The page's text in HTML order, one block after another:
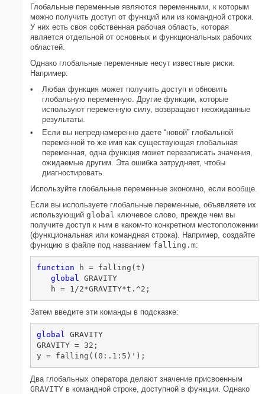
Глобальные переменные являются переменными, к которым
можно получить доступ от функций или из командной строки.
У них есть своя собственная рабочая область, которая
является отдельной от основных и функциональных рабочих
областей.
Однако глобальные переменные несут известные риски.
Например:
Любая функция может получить доступ и обновить
глобальную переменную. Другие функции, которые
используют переменную силу, возвращают неожиданные
результаты.
Если вы непреднамеренно даете “новой” глобальной
переменной то же имя как существующая глобальная
переменная, одна функция может перезаписать значения,
ожидаемые другим. Эта ошибка затрудняет, чтобы
диагностировать.
Используйте глобальные переменные экономно, если вообще.
Если вы используете глобальные переменные, объявляете их
использующий global ключевое слово, прежде чем вы
получите доступ к ним в каком-то конкретном местоположении
(функциональная или командная строка). Например, создайте
функцию в файле под названием falling.m:
function h = falling(t)
global GRAVITY
   h = 1/2*GRAVITY*t.^2;
Затем введите эти команды в подсказке:
global GRAVITY
GRAVITY = 32;
y = falling((0:.1:5)');
Два глобальных оператора делают значение присвоенным
GRAVITY в командной строке, доступной в функции. Однако